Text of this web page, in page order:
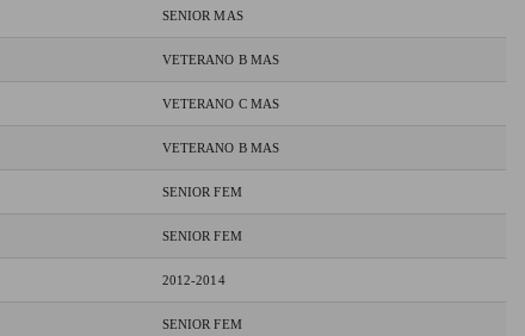
SENIOR MAS
VETERANO B MAS
VETERANO C MAS
VETERANO B MAS
SENIOR FEM
SENIOR FEM
2012-2014
SENIOR FEM